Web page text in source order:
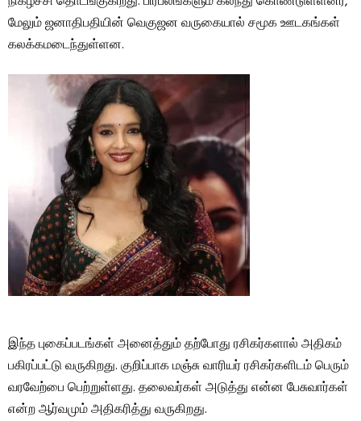
மேலும் ஜனாதிபதியின் வெகுஜன வருகையால் சமூக ஊடகங்கள்
கலக்கமடைந்துள்ளன.
இந்த புகைப்படங்கள் அனைத்தும் தற்போது ரசிகர்களால் அதிகம்
பகிரப்பட்டு வருகிறது. குறிப்பாக மஞ்சு வாரியர் ரசிகர்களிடம் பெரும்
வரவேற்பை பெற்றுள்ளது. தலைவர்கள் அடுத்து என்ன பேசுவார்கள்
என்ற ஆர்வமும் அதிகரித்து வருகிறது.